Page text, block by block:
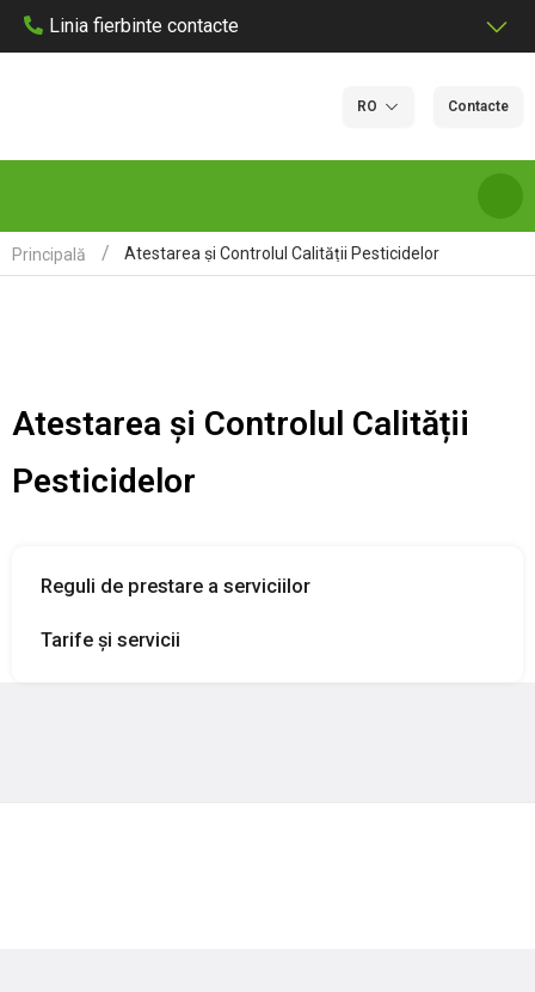
Linia fierbinte contacte
RO Contacte
DESPRE NOI
LABORATOARE
Principală Atestarea și Controlul Calității Pesticidelor
Atestarea și Controlul Calității
Pesticidelor
Reguli de prestare a serviciilor
Tarife și servicii